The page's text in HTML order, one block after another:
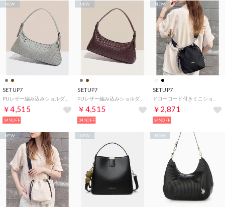
SETUP7
￥4,515
NEW
34%OFF
SETUP7
￥4,515
NEW
34%OFF
SETUP7
￥2,871
NEW
34%OFF
NEW NEW NEW